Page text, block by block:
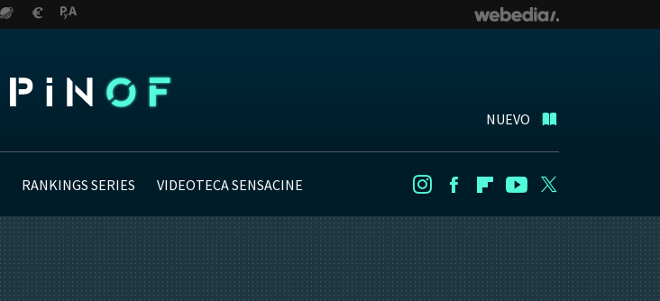
NUEVO
RANKINGS SERIES VIDEOTECA SENSACINE InstagramFacebookFlipboard
Youtube